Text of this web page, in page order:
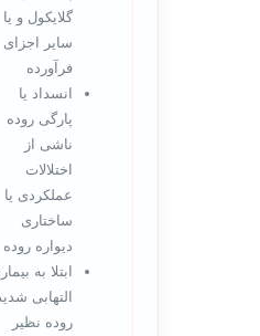
گلایکول و یا
سایر اجزای
فرآورده
انسداد یا
پارگی روده
ناشی از
اختلالات
عملکردی یا
ساختاری
دیواره روده
ابتلا به
التهابی
روده نظیر